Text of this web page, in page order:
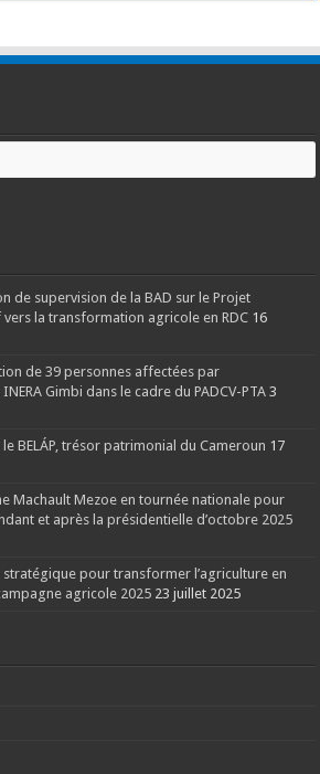
de supervision de la BAD sur le Projet
vers la transformation agricole en RDC 16
de 39 personnes affectées par
Gimbi dans le cadre du PADCV-PTA 3
BELÁP, trésor patrimonial du Cameroun 17
Machault Mezoe en tournée nationale pour
et après la présidentielle d’octobre 2025
pour transformer l’agriculture en
agricole 2025 23 juillet 2025